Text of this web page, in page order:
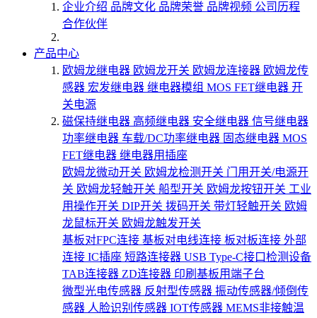
企业介绍 品牌文化 品牌荣誉 品牌视频 公司历程
合作伙伴
产品中心
欧姆龙继电器 欧姆龙开关 欧姆龙连接器 欧姆龙传
感器 宏发继电器 继电器模组 MOS FET继电器 开
关电源
磁保持继电器 高频继电器 安全继电器 信号继电器
功率继电器 车载/DC功率继电器 固态继电器 MOS
FET继电器 继电器用插座
欧姆龙微动开关 欧姆龙检测开关 门用开关/电源开
关 欧姆龙轻触开关 船型开关 欧姆龙按钮开关 工业
用操作开关 DIP开关 拨码开关 带灯轻触开关 欧姆
龙鼠标开关 欧姆龙触发开关
基板对FPC连接 基板对电线连接 板对板连接 外部
连接 IC插座 短路连接器 USB Type-C接口检测设备
TAB连接器 ZD连接器 印刷基板用端子台
微型光电传感器 反射型传感器 振动传感器/倾倒传
感器 人脸识别传感器 IOT传感器 MEMS非接触温